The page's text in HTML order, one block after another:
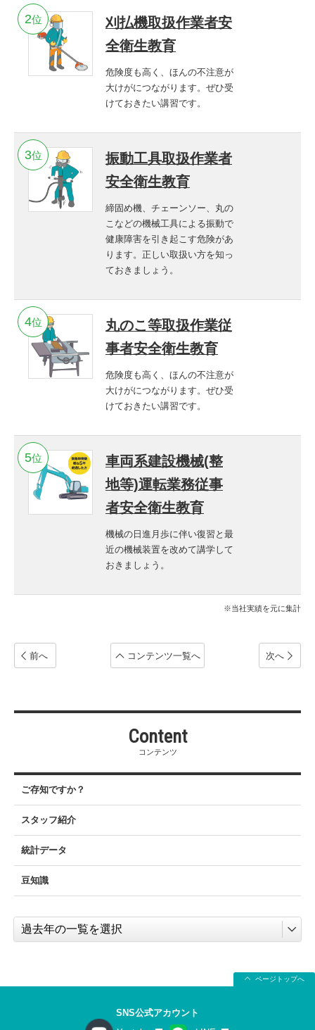
位
刈払機取扱作業者安
全衛生教育
危険度も高く、ほんの不注意が
大けがにつながります。ぜひ受
けておきたい講習です。
位
振動工具取扱作業者
安全衛生教育
締固め機、チェーンソー、丸の
こなどの機械工具による振動で
健康障害を引き起こす危険があ
ります。正しい取扱い方を知っ
ておきましょう。
位
丸のこ等取扱作業従
事者安全衛生教育
危険度も高く、ほんの不注意が
大けがにつながります。ぜひ受
けておきたい講習です。
位
車両系建設機械(整
地等)運転業務従事
者安全衛生教育
機械の日進月歩に伴い復習と最
近の機械装置を改めて講学して
おきましょう。
※当社実績を元に集計
前へ コンテンツ一覧へ 次へ
Content
コンテンツ
ご存知ですか？
スタッフ紹介
統計データ
豆知識
ページトップへ
SNS公式アカウント